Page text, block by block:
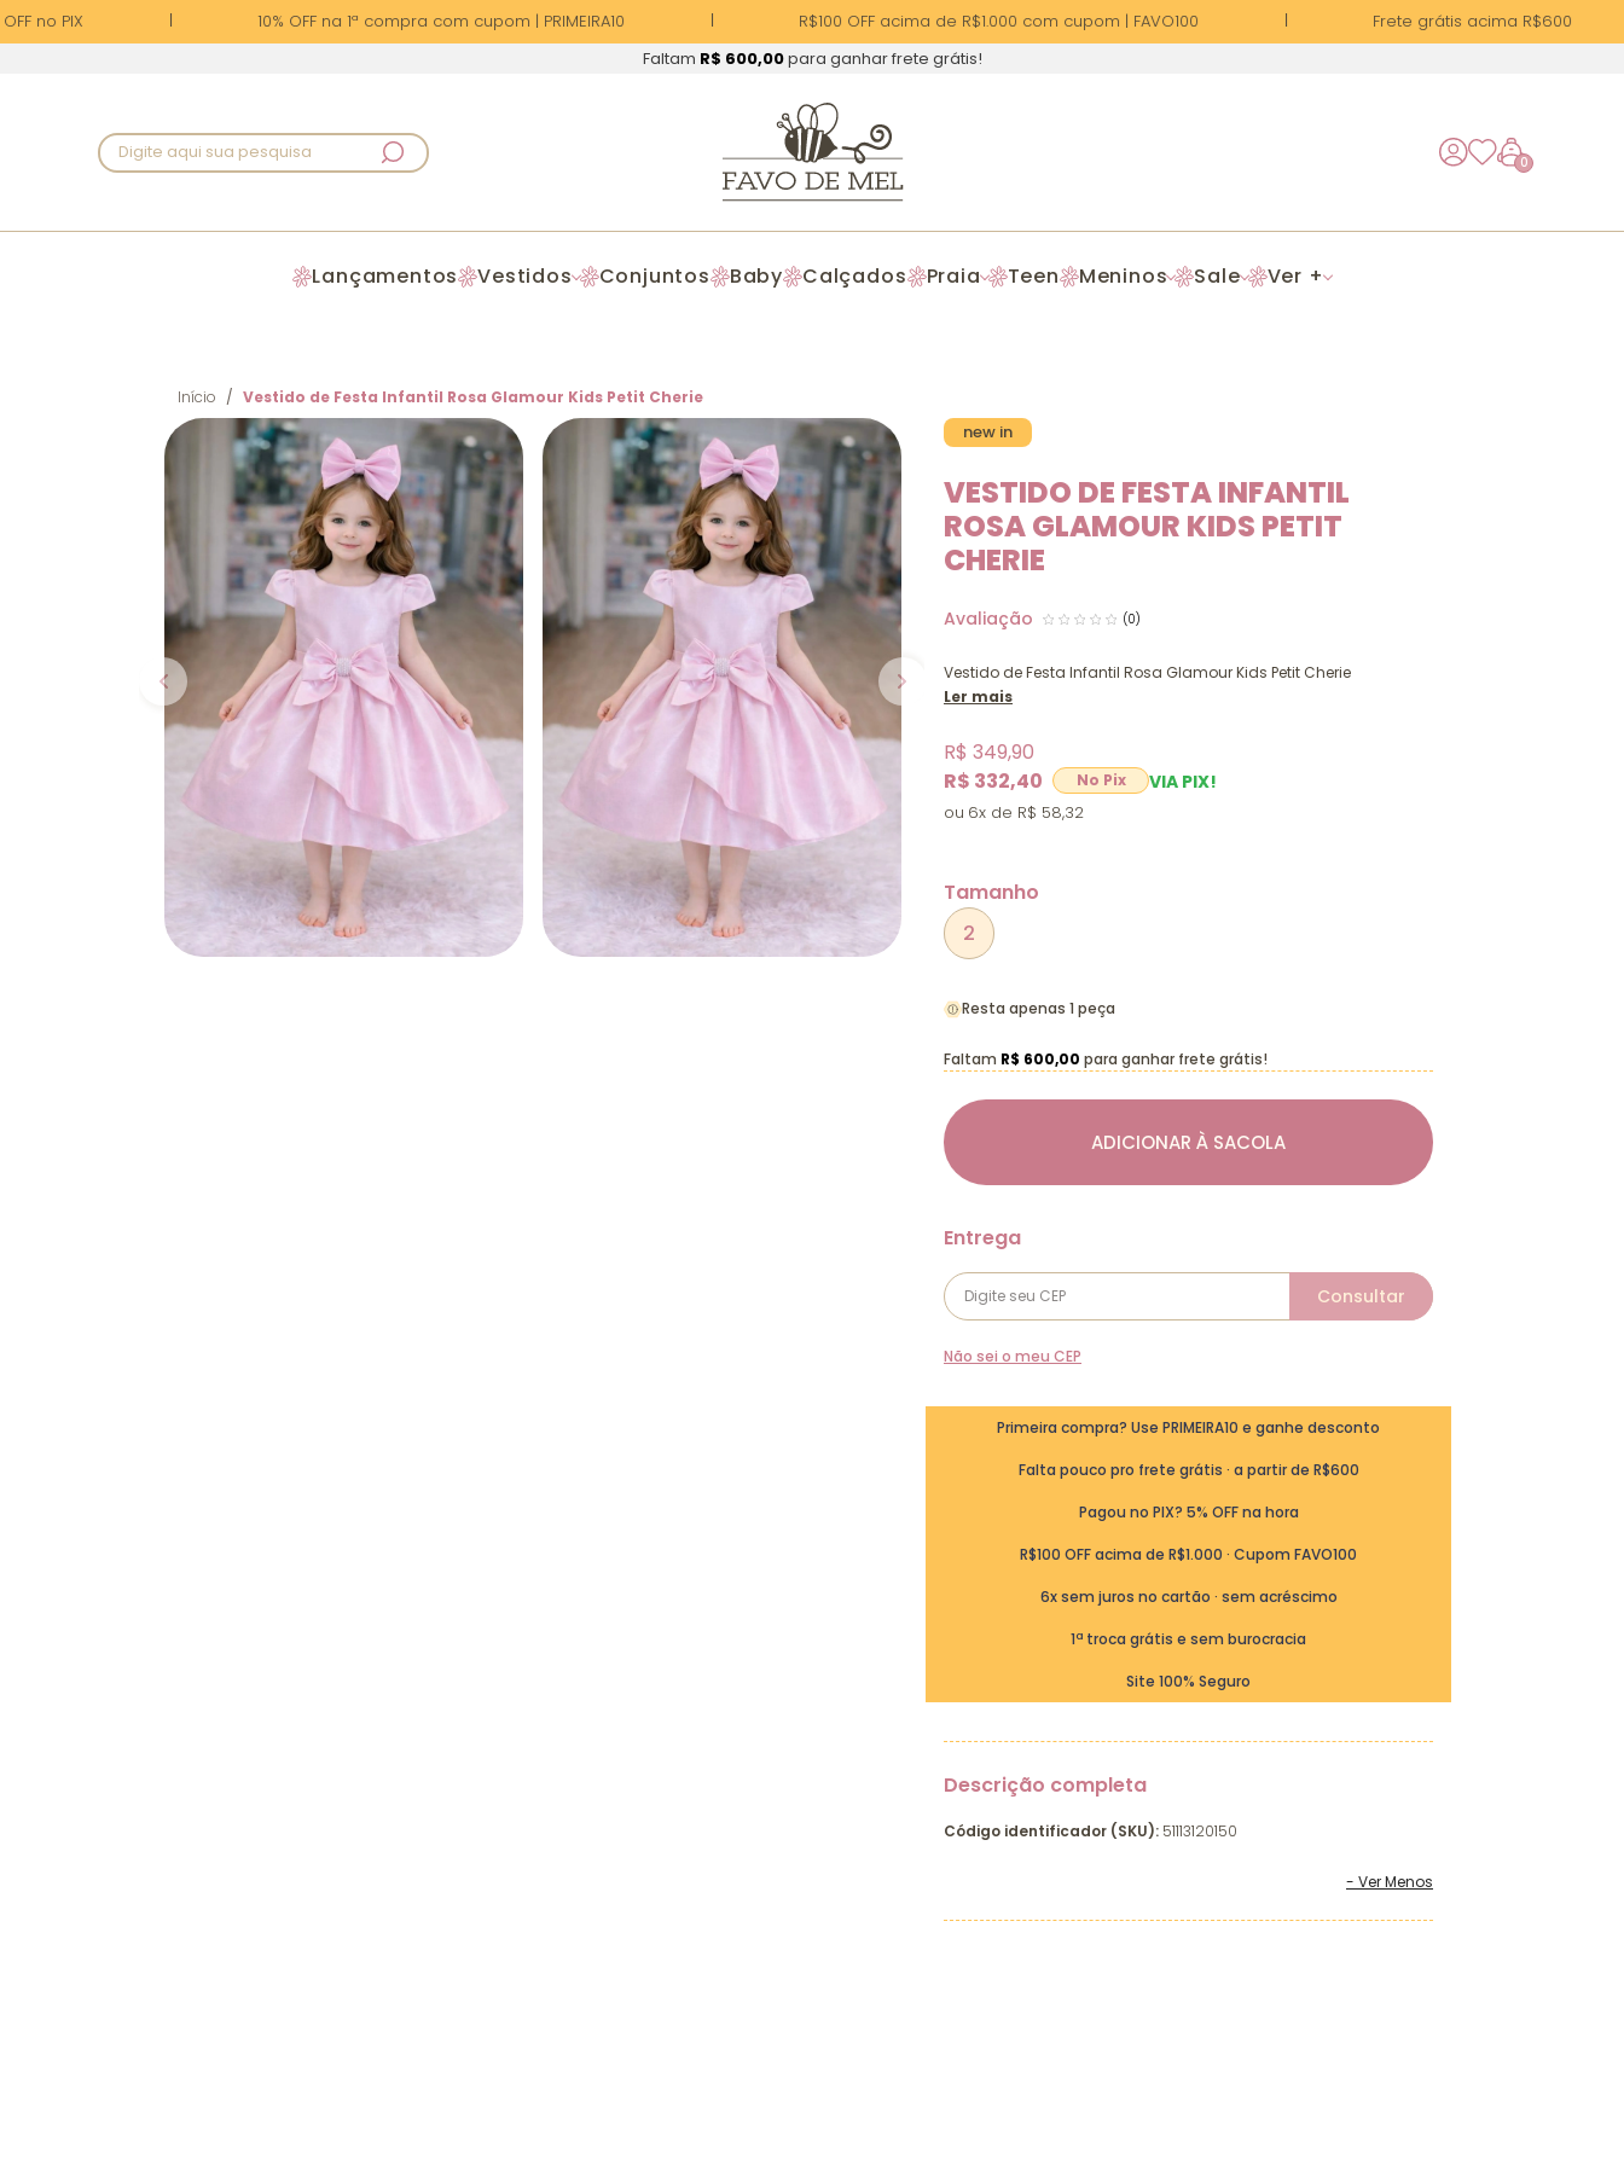
no PIX 10% OFF na 1ª compra com cupom | PRIMEIRA10 R$100 OFF acima de R$1.000 com cupom | FAVO100
Frete grátis acima R$600
Faltam R$ 600,00para ganhar frete grátis!
Digite aqui sua pesquisa 0
Lançamentos Vestidos Conjuntos Baby Calçados Praia Teen Meninos Sale Ver +
Início Vestido de Festa Infantil Rosa Glamour Kids Petit Cherie
new in
VESTIDO DE FESTA INFANTIL
ROSA GLAMOUR KIDS PETIT
CHERIE
(0)
Vestido de Festa Infantil Rosa Glamour Kids Petit Cherie
Ler mais
R$ 332,40 VIA PIX!
R$ 349,90
6x R$ 58,32
Tamanho
2
ADICIONAR À SACOLA
Resta apenas 1 peça
Faltam R$ 600,00 para ganhar frete grátis!
Não sei o meu CEP
Primeira compra? Use PRIMEIRA10 e ganhe desconto
Falta pouco pro frete grátis · a partir de R$600
Pagou no PIX? 5% OFF na hora
R$100 OFF acima de R$1.000 · Cupom FAVO100
6x sem juros no cartão · sem acréscimo
1ª troca grátis e sem burocracia
Site 100% Seguro
Descrição completa
Código identificador (SKU): 51113120150